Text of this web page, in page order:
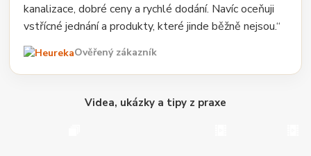
kanalizace, dobré ceny a rychlé dodání. Navíc oceňuji
vstřícné jednání a produkty, které jinde běžně nejsou.“
Ověřený zákazník
Videa, ukázky a tipy z praxe